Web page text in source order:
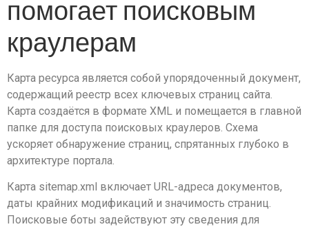
помогает поисковым
краулерам
Карта ресурса является собой упорядоченный документ,
содержащий реестр всех ключевых страниц сайта.
Карта создаётся в формате XML и помещается в главной
папке для доступа поисковых краулеров. Схема
ускоряет обнаружение страниц, спрятанных глубоко в
архитектуре портала.
Карта sitemap.xml включает URL-адреса документов,
даты крайних модификаций и значимость страниц.
Поисковые боты задействуют эту сведения для